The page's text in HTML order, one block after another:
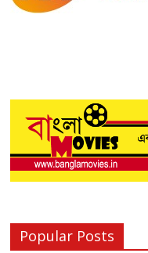
Popular Posts